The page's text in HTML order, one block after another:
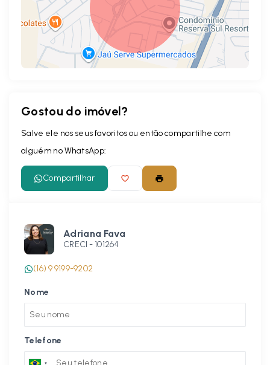
Gostou do imóvel?
Salve ele nos seus favoritos ou então compartilhe com
alguém no WhatsApp:
Compartilhar
Adriana Fava
CRECI - 101264
(16) 9 9199-9202
Nome
Telefone